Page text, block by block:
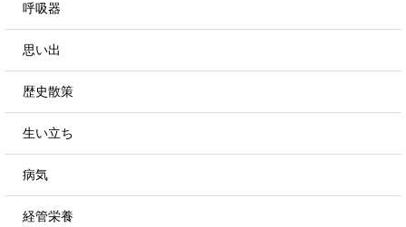
呼吸器
思い出
歴史散策
生い立ち
病気
経管栄養